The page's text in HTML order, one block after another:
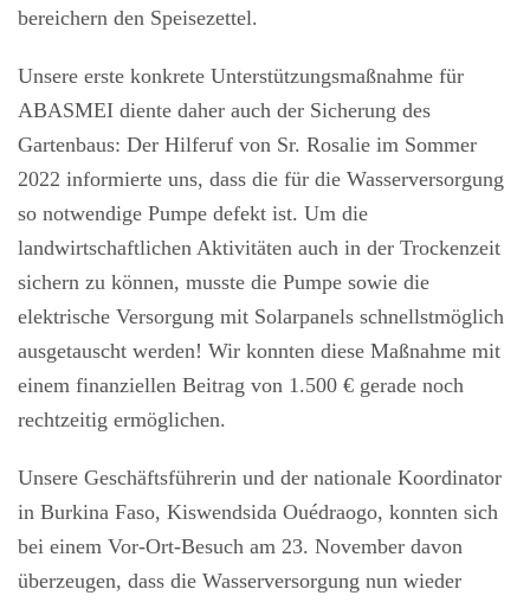
bereichern den Speisezettel.
Unsere erste konkrete Unterstützungsmaßnahme für
ABASMEI diente daher auch der Sicherung des
Gartenbaus: Der Hilferuf von Sr. Rosalie im Sommer
2022 informierte uns, dass die für die Wasserversorgung
so notwendige Pumpe defekt ist. Um die
landwirtschaftlichen Aktivitäten auch in der Trockenzeit
sichern zu können, musste die Pumpe sowie die
elektrische Versorgung mit Solarpanels schnellstmöglich
ausgetauscht werden! Wir konnten diese Maßnahme mit
einem finanziellen Beitrag von 1.500 € gerade noch
rechtzeitig ermöglichen.
Unsere Geschäftsführerin und der nationale Koordinator
in Burkina Faso, Kiswendsida Ouédraogo, konnten sich
bei einem Vor-Ort-Besuch am 23. November davon
überzeugen, dass die Wasserversorgung nun wieder